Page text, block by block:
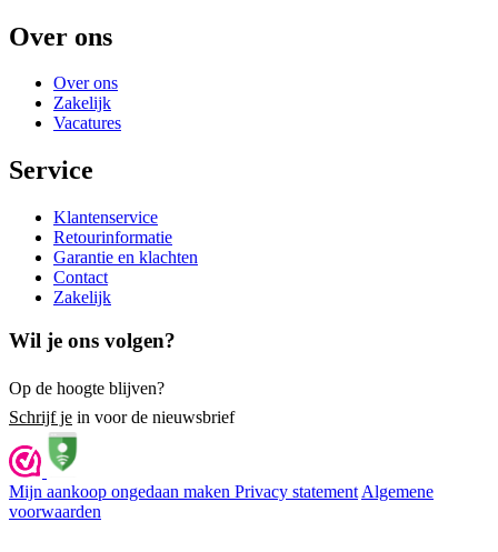
Over ons
Over ons
Zakelijk
Vacatures
Service
Klantenservice
Retourinformatie
Garantie en klachten
Contact
Zakelijk
Wil je ons volgen?
Op de hoogte blijven?
Schrijf je in voor de nieuwsbrief
Mijn aankoop ongedaan maken Privacy statement Algemene
voorwaarden